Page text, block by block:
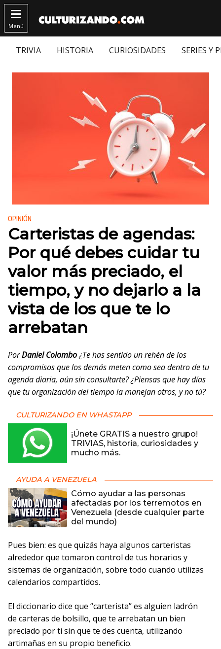

Menú
TRIVIA HISTORIA CURIOSIDADES SERIES Y
Publicado en:
OPINIÓN
Carteristas de agendas:
Por qué debes cuidar tu
valor más preciado, el
tiempo, y no dejarlo a la
vista de los que te lo
arrebatan
PorDaniel Colombo¿Te has sentido un rehén de los
compromisos que los demás meten como sea dentro de tu
agenda diaria, aún sin consultarte? ¿Piensas que hay días
que tu organización del tiempo la manejan otros, y no tú?
CULTURIZANDO EN WHASTAPP
¡Únete GRATIS a nuestro grupo!
TRIVIAS, historia, curiosidades y
mucho más.
AYUDA A VENEZUELA
Cómo ayudar a las personas
afectadas por los terremotos en
Venezuela (desde cualquier parte
del mundo)
Pues bien: es que quizás haya algunos carteristas
alrededor que tomaron control de tus horarios y
sistemas de organización, sobre todo cuando utilizas
calendarios compartidos.
El diccionario dice que “carterista” es alguien ladrón
de carteras de bolsillo, que te arrebatan un bien
preciado por ti sin que te des cuenta, utilizando
artimañas en su propio beneficio.